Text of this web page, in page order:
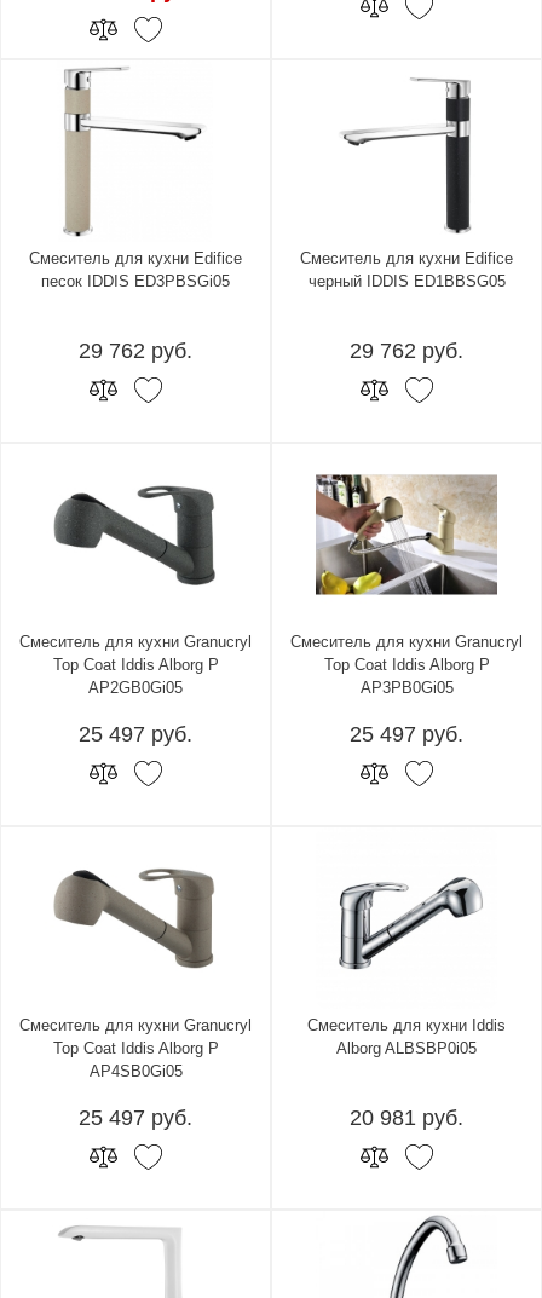
Смеситель для кухни Edifice
песок IDDIS ED3PBSGi05
29 762 руб.
Смеситель для кухни Edifice
черный IDDIS ED1BBSG05
29 762 руб.
Смеситель для кухни Granucryl
Top Coat Iddis Alborg P
AP2GB0Gi05
25 497 руб.
Смеситель для кухни Granucryl
Top Coat Iddis Alborg P
AP3PB0Gi05
25 497 руб.
Смеситель для кухни Granucryl
Top Coat Iddis Alborg P
AP4SB0Gi05
25 497 руб.
Смеситель для кухни Iddis
Alborg ALBSBP0i05
20 981 руб.